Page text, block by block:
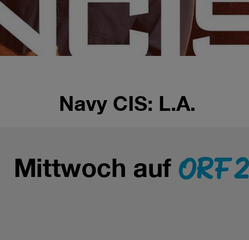
Navy CIS: L.A.
Mittwoch auf ORF